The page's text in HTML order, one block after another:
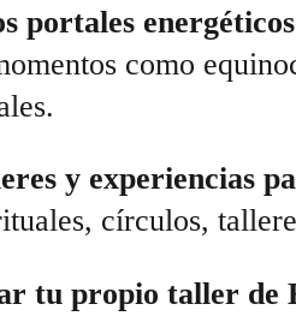
portales
como
y experiencias
círculos,
tu propio taller de